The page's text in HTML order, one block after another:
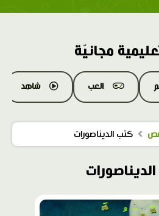
مجانيّة
العب شاهد
كتب الديناصورات